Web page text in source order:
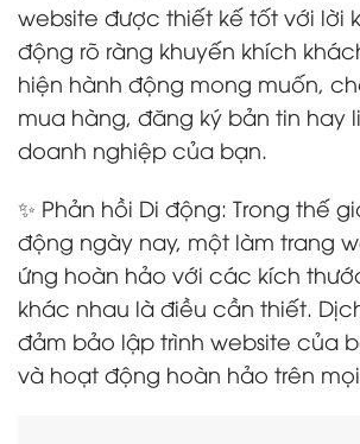
website được thiết kế tốt với lời
động rõ ràng khuyến khích
hiện hành động mong muốn,
mua hàng, đăng ký bản tin hay
doanh nghiệp của bạn.
✨ Phản hồi Di động: Trong thế
động ngày nay, một làm trang
ứng hoàn hảo với các kích
khác nhau là điều cần thiết.
đảm bảo lập trình website của
và hoạt động hoàn hảo trên